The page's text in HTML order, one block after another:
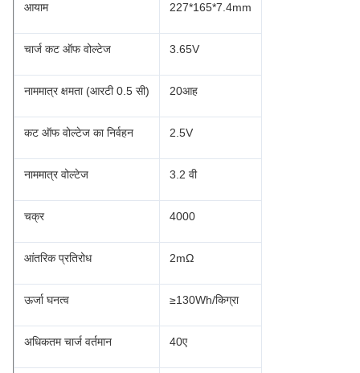
आयाम 227*165*7.4mm
चार्ज कट ऑफ वोल्टेज 3.65V
नाममात्र क्षमता (आरटी 0.5 सी) 20आह
कट ऑफ वोल्टेज का निर्वहन 2.5V
नाममात्र वोल्टेज 3.2 वी
चक्र 4000
आंतरिक प्रतिरोध 2mΩ
ऊर्जा घनत्व ≥130Wh/किग्रा
अधिकतम चार्ज वर्तमान 40ए